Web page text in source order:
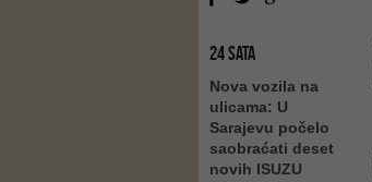
24 SATA
Nova vozila na
ulicama: U
Sarajevu počelo
saobraćati deset
novih ISUZU